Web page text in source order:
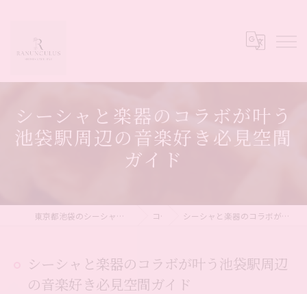
シーシャと楽器のコラボが叶う
池袋駅周辺の音楽好き必見空間
ガイド
東京都池袋のシーシャならシーシャカフェ&バー Ranunculus コラム シーシャと楽器のコラボが叶う池袋駅周辺の音楽好き必見空間ガイド
シーシャと楽器のコラボが叶う池袋駅周辺
の音楽好き必見空間ガイド